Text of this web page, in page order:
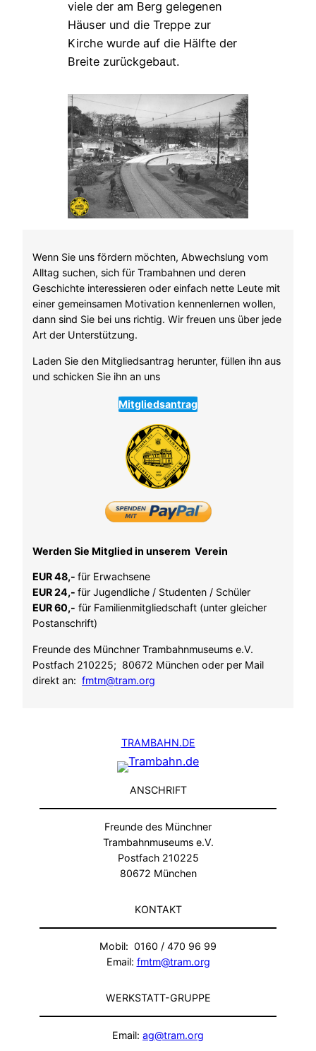
Wenn Sie uns fördern möchten, Abwechslung vom
Alltag suchen, sich für Trambahnen und deren
Geschichte interessieren oder einfach nette Leute mit
einer gemeinsamen Motivation kennenlernen wollen,
dann sind Sie bei uns richtig. Wir freuen uns über jede
Art der Unterstützung.
Laden Sie den Mitgliedsantrag herunter, füllen ihn aus
und schicken Sie ihn an uns
Mitgliedsantrag
Werden Sie Mitglied in unserem Verein
EUR 48,- für Erwachsene
EUR 24,- für Jugendliche / Studenten / Schüler
EUR 60,- für Familienmitgliedschaft (unter gleicher
Postanschrift)
Freunde des Münchner Trambahnmuseums e.V.
Postfach 210225; 80672 München oder per Mail
direkt an: fmtm@tram.org
TRAMBAHN.DE
ANSCHRIFT
Freunde des Münchner
Trambahnmuseums e.V.
Postfach 210225
80672 München
KONTAKT
Mobil: 0160 / 470 96 99
Email: fmtm@tram.org
WERKSTATT-GRUPPE
Email: ag@tram.org